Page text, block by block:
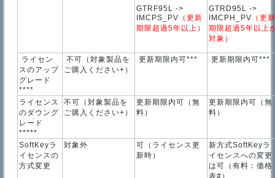
GTRF95L ->
IMCPS_PV （更新
期限超過5年以上）
GTRD95L ->
IMCPH_PV （更
期限超過5年以上
対象）
ライセン
スのアップ
グレード
****
不可（対象製品を
ご購入ください+）
更新期限内可*** 更新期限内可***
ライセンス
のダウング
レード
*****
不可（対象製品を
ご購入ください+）
更新期限内可（無
料）
更新期限内可（無
料）
SoftKeyラ
イセンスの
方式変更
対象外
可（ライセンス更
新時）
新方式SoftKeyラ
イセンスへの変更
は可（有料：価格